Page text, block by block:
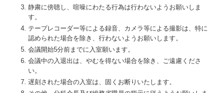
静粛に傍聴し、喧噪にわたる行為は行わないようお願いしま
す。
テープレコーダー等による録音、カメラ等による撮影は、特に
認められた場合を除き、行わないようお願いします。
会議開始5分前までに入室願います。
会議中の入退出は、やむを得ない場合を除き、ご遠慮くださ
い。
遅刻された場合の入室は、固くお断りいたします。